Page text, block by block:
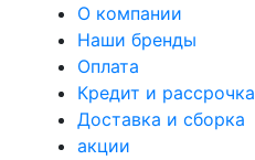
О компании
Наши бренды
Оплата
Кредит и рассрочка
Доставка и сборка
акции